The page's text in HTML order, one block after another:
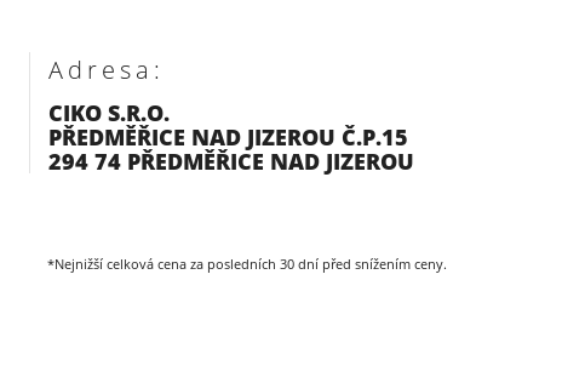
Adresa:
CIKO S.R.O.
PŘEDMĚŘICE NAD JIZEROU Č.P.15
294 74 PŘEDMĚŘICE NAD JIZEROU
*Nejnižší celková cena za posledních 30 dní před snížením ceny.